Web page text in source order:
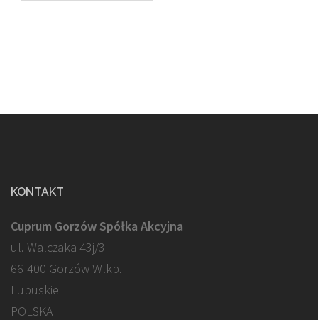
KONTAKT
Cuprum Gorzów Spółka Akcyjna
ul. Walczaka 43j/3
66-400 Gorzów Wlkp.
Lubuskie
POLSKA